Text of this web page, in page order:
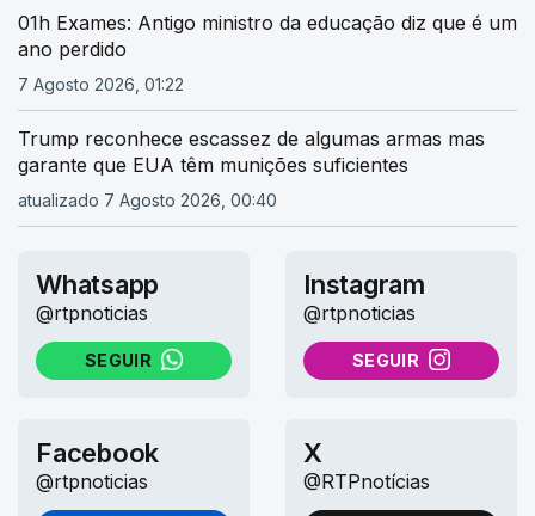
01h Exames: Antigo ministro da educação diz que é um
ano perdido
7 Agosto 2026, 01:22
Trump reconhece escassez de algumas armas mas
garante que EUA têm munições suficientes
atualizado 7 Agosto 2026, 00:40
Whatsapp
@rtpnoticias
SEGUIR
NO WHATSAPP
Instagram
@rtpnoticias
SEGUIR
NO INSTAGRAM
Facebook
@rtpnoticias
X
@RTPnotícias